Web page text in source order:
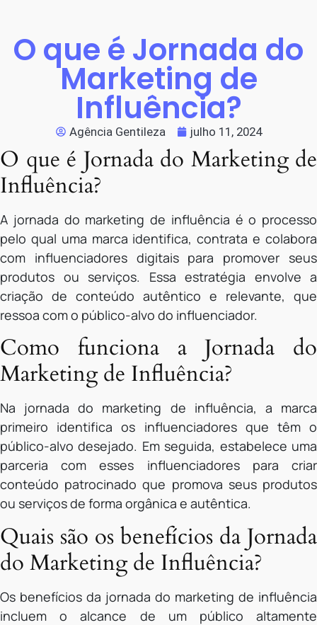
O que é Jornada do
Marketing de
Influência?
Agência Gentileza julho 11, 2024
O que é Jornada do Marketing de
Influência?
A jornada do marketing de influência é o processo
pelo qual uma marca identifica, contrata e colabora
com influenciadores digitais para promover seus
produtos ou serviços. Essa estratégia envolve a
criação de conteúdo autêntico e relevante, que
ressoa com o público-alvo do influenciador.
Como funciona a Jornada do
Marketing de Influência?
Na jornada do marketing de influência, a marca
primeiro identifica os influenciadores que têm o
público-alvo desejado. Em seguida, estabelece uma
parceria com esses influenciadores para criar
conteúdo patrocinado que promova seus produtos
ou serviços de forma orgânica e autêntica.
Quais são os benefícios da Jornada
do Marketing de Influência?
Os benefícios da jornada do marketing de influência
incluem o alcance de um público altamente